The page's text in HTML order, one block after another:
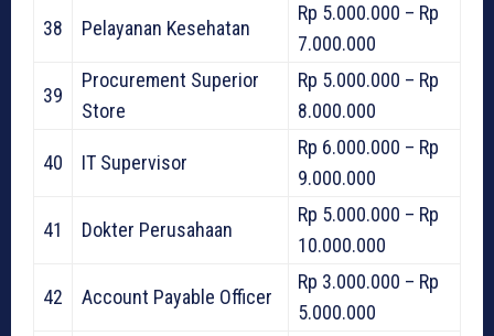
38 Pelayanan Kesehatan
Rp 5.000.000 – Rp
7.000.000
39
Procurement Superior
Store
Rp 5.000.000 – Rp
8.000.000
40 IT Supervisor
Rp 6.000.000 – Rp
9.000.000
41 Dokter Perusahaan
Rp 5.000.000 – Rp
10.000.000
42 Account Payable Officer
Rp 3.000.000 – Rp
5.000.000